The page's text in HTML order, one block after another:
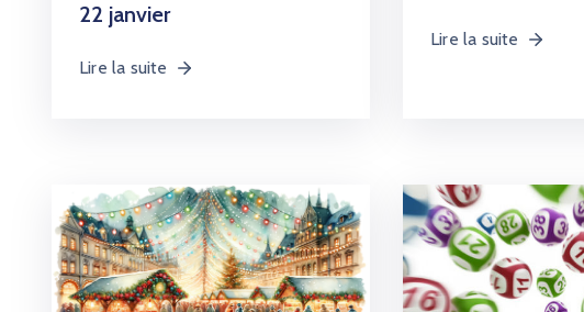
22 janvier
Lire la suite
Lire la suite